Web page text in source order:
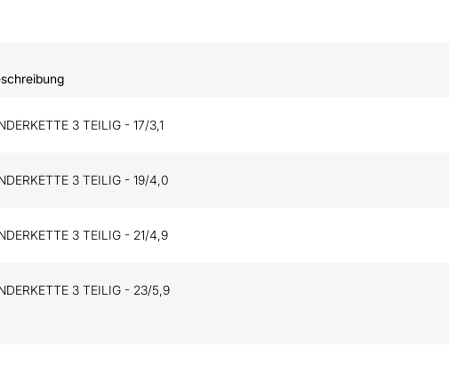
3 TEILIG - 17/3,1
3 TEILIG - 19/4,0
3 TEILIG - 21/4,9
3 TEILIG - 23/5,9